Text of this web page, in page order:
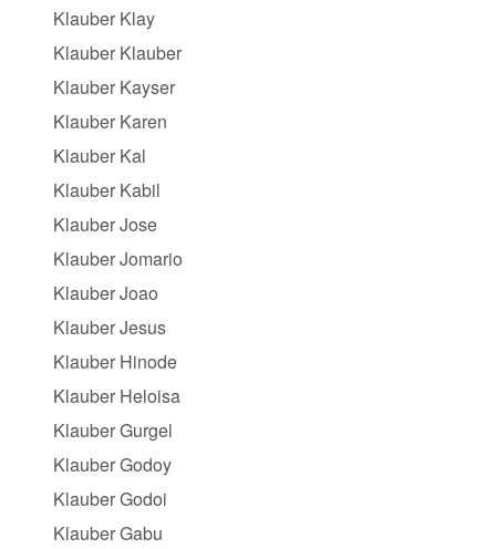
Klauber Klay
Klauber Klauber
Klauber Kayser
Klauber Karen
Klauber Kal
Klauber Kabil
Klauber Jose
Klauber Jomario
Klauber Joao
Klauber Jesus
Klauber Hinode
Klauber Heloisa
Klauber Gurgel
Klauber Godoy
Klauber Godoi
Klauber Gabu